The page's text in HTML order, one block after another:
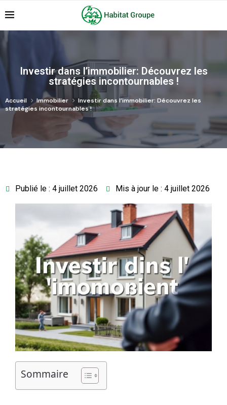
Investir dans l’immobilier: Découvrez les
stratégies incontournables !
Accueil Immobilier
Investir dans l’immobilier: Découvrez les
stratégies incontournables !
Publié le : 4 juillet 2026 Mis à jour le : 4 juillet 2026
Sommaire